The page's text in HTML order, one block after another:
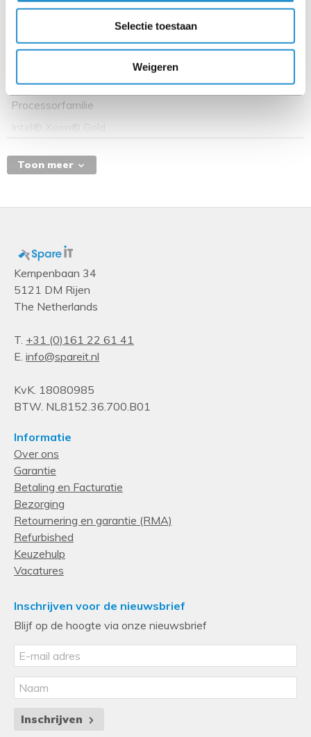
Selectie toestaan
Weigeren
24
Processor base frequency
2,4 GHz
Processorfamilie
Intel® Xeon® Gold
Toon meer
Kempenbaan 34
5121 DM Rijen
The Netherlands
T. +31 (0)161 22 61 41
E. info@spareit.nl
KvK. 18080985
BTW. NL8152.36.700.B01
Informatie
Over ons
Garantie
Betaling en Facturatie
Bezorging
Retournering en garantie (RMA)
Refurbished
Keuzehulp
Vacatures
Inschrijven voor de nieuwsbrief
Blijf op de hoogte via onze nieuwsbrief
Inschrijven